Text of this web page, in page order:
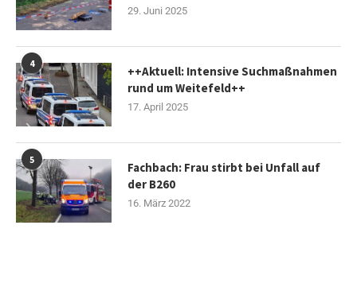
29. Juni 2025
4
++Aktuell: Intensive Suchmaßnahmen
rund um Weitefeld++
17. April 2025
5
Fachbach: Frau stirbt bei Unfall auf
der B260
16. März 2022